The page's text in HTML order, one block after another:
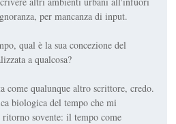
per mancanza di input.
qual è la sua concezione del
a qualcosa?
come qualunque altro scrittore, credo.
biologica del tempo che mi
ritorno sovente: il tempo come